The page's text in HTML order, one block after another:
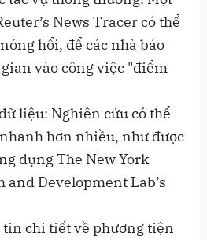
News Tracer có thể
hổi, để các nhà báo
vào công việc "điểm
liệu: Nghiên cứu có thể
hơn nhiều, như được
dụng The New York
and Development Lab’s
chi tiết về phương tiện